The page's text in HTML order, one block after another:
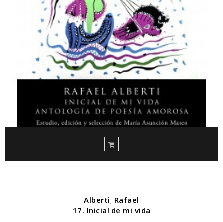
Alberti, Rafael
17. Inicial de mi vida